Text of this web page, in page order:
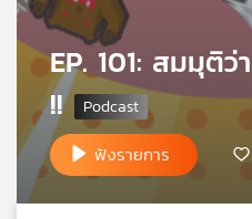
เครือ
ข่าย
วิทยุ
บี
เอส
EP. 101: สมมุติ
!!
ฟังรายการ